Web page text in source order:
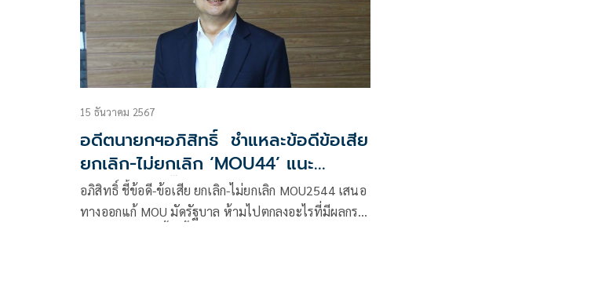
15 ธันวาคม 2567
อดีตนายกฯอภิสิทธิ์ ชำแหละข้อดีข้อเสีย
ยกเลิก-ไม่ยกเลิก ‘MOU44’ แนะ
ทางออกรบ.อิ๊งค์
อภิสิทธิ์ ชี้ข้อดี-ข้อเสีย ยกเลิก-ไม่ยกเลิก MOU2544 เสนอ
ทางออกแก้ MOU มัดรัฐบาล ห้ามไปตกลงอะไรที่มีผลกระ